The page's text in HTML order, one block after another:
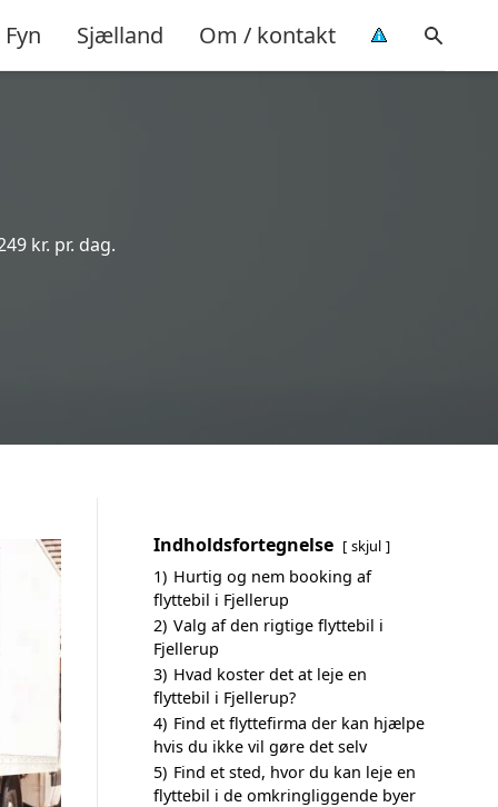
Fyn Sjælland Om / kontakt
kr. pr. dag.
Indholdsfortegnelse skjul
1) Hurtig og nem booking af
flyttebil i Fjellerup
2) Valg af den rigtige flyttebil i
Fjellerup
3) Hvad koster det at leje en
flyttebil i Fjellerup?
4) Find et flyttefirma der kan hjælpe
hvis du ikke vil gøre det selv
5) Find et sted, hvor du kan leje en
flyttebil i de omkringliggende byer